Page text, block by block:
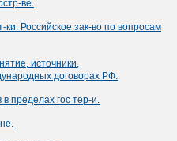
ве.
Российское зак-во по вопросам
источники,
договорах РФ.
пределах гос тер-и.